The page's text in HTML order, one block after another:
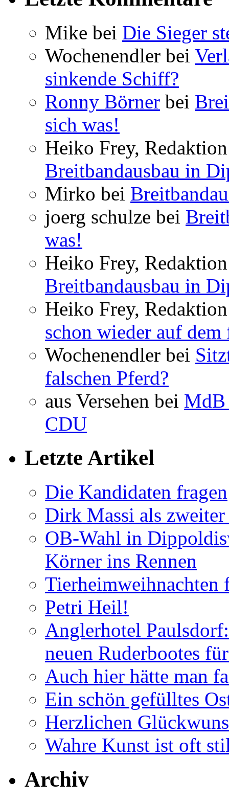
Mike bei Die Sieger
Wochenendler bei
sinkende Schiff?
Ronny Börner bei
sich was!
Heiko Frey,
Breitbandausbau in
Mirko bei
joerg schulze bei
was!
Heiko Frey,
Breitbandausbau in
Heiko Frey,
schon wieder auf dem
Wochenendler bei
falschen Pferd?
aus Versehen bei MdB
CDU
Letzte Artikel
Die Kandidaten fragen
Dirk Massi als
OB-Wahl in
Körner ins Rennen
Tierheimweihnachten
Petri Heil!
Anglerhotel
neuen Ruderbootes
Auch hier hätte man
Ein schön gefülltes
Herzlichen
Wahre Kunst ist oft
Archiv